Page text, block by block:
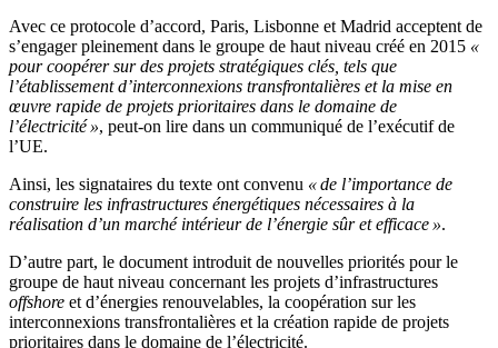
Avec ce protocole d’accord, Paris, Lisbonne et Madrid acceptent de
s’engager pleinement dans le groupe de haut niveau créé en 2015 «
pour coopérer sur des projets stratégiques clés, tels que
l’établissement d’interconnexions transfrontalières et la mise en
œuvre rapide de projets prioritaires dans le domaine de
l’électricité », peut-on lire dans un communiqué de l’exécutif de
l’UE.
Ainsi, les signataires du texte ont convenu « de l’importance de
construire les infrastructures énergétiques nécessaires à la
réalisation d’un marché intérieur de l’énergie sûr et efficace ».
D’autre part, le document introduit de nouvelles priorités pour le
groupe de haut niveau concernant les projets d’infrastructures
offshore et d’énergies renouvelables, la coopération sur les
interconnexions transfrontalières et la création rapide de projets
prioritaires dans le domaine de l’électricité.